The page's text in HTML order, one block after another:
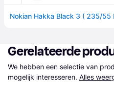
Gerelateerde
We hebben een selectie van
mogelijk interesseren. Alles